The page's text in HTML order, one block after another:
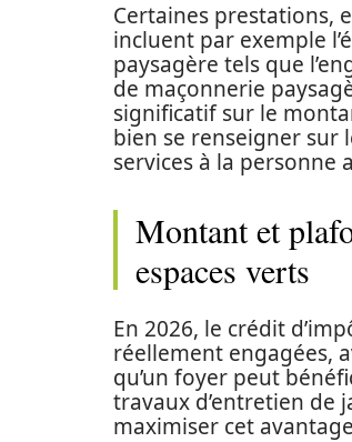
Certaines prestations,
incluent par exemple
paysagère tels que
de maçonnerie
significatif sur le
bien se renseigner sur
services à la personne
Montant et
espaces verts
En 2026, le crédit
réellement engagées,
qu’un foyer peut
travaux d’entretien de
maximiser cet